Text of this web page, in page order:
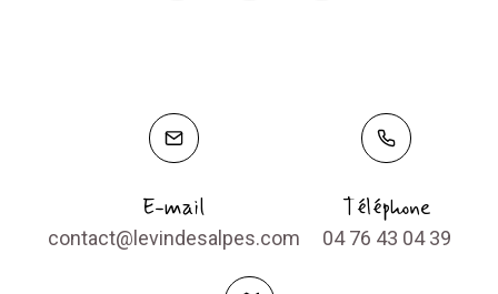
E-mail
contact@levindesalpes.com
Téléphone
04 76 43 04 39